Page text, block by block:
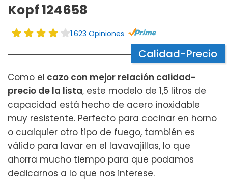
Kopf 124658
1.623 Opiniones
Calidad-Precio
Como el cazo con mejor relación calidad-
precio de la lista, este modelo de 1,5 litros de
capacidad está hecho de acero inoxidable
muy resistente. Perfecto para cocinar en horno
o cualquier otro tipo de fuego, también es
válido para lavar en el lavavajillas, lo que
ahorra mucho tiempo para que podamos
dedicarnos a lo que nos interese.